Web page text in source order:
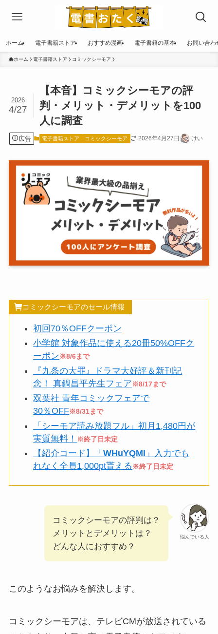
ホーム 電子書籍ストア おすすめ漫画 電子書籍の基本 お問い合わ
ホーム 電子書籍ストア コミックシーモア
【本音】コミックシーモアの評
判・メリット・デメリットを100
人に調査
2026
4/27
広告 電子書籍ストア コミックシーモア 2026年4月27日 けい
コミックシーモアのセール情報
初回70％OFFクーポン
小学館 対象作品に使える20冊50%OFFク
ーポン※8/6まで
『九条の大罪』ドラマ大好評＆新刊記
念！ 真鍋昌平先生フェア※8/17まで
双葉社 青年コミックフェアで
30％OFF※8/31まで
「シーモア読み放題フル」初月1,480円が
実質無料！
※終了日未定
【紹介コード】「WHuYQMl 」入力でも
れなく全員1,000pt貰える ※終了日未定
悩んでいる人
コミックシーモアの評判は？
メリットとデメリットは？
どんな人におすすめ？
このようなお悩みを解決します。
コミックシーモアは、テレビCMが放送されている